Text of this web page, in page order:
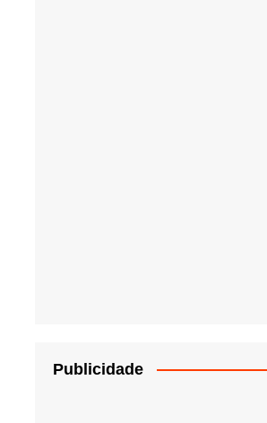
Publicidade